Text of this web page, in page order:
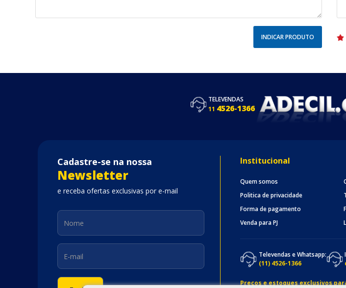
INDICAR PRODUTO
TELEVENDAS
11 4526-1366
Cadastre-se na nossa
Newsletter
e receba ofertas exclusivas por e-mail
Institucional
Quem somos
Politica de privacidade
Forma de pagamento
Venda para PJ
Televendas e Whatsapp:
(11) 4526-1366
Preços e estoques exclusivos